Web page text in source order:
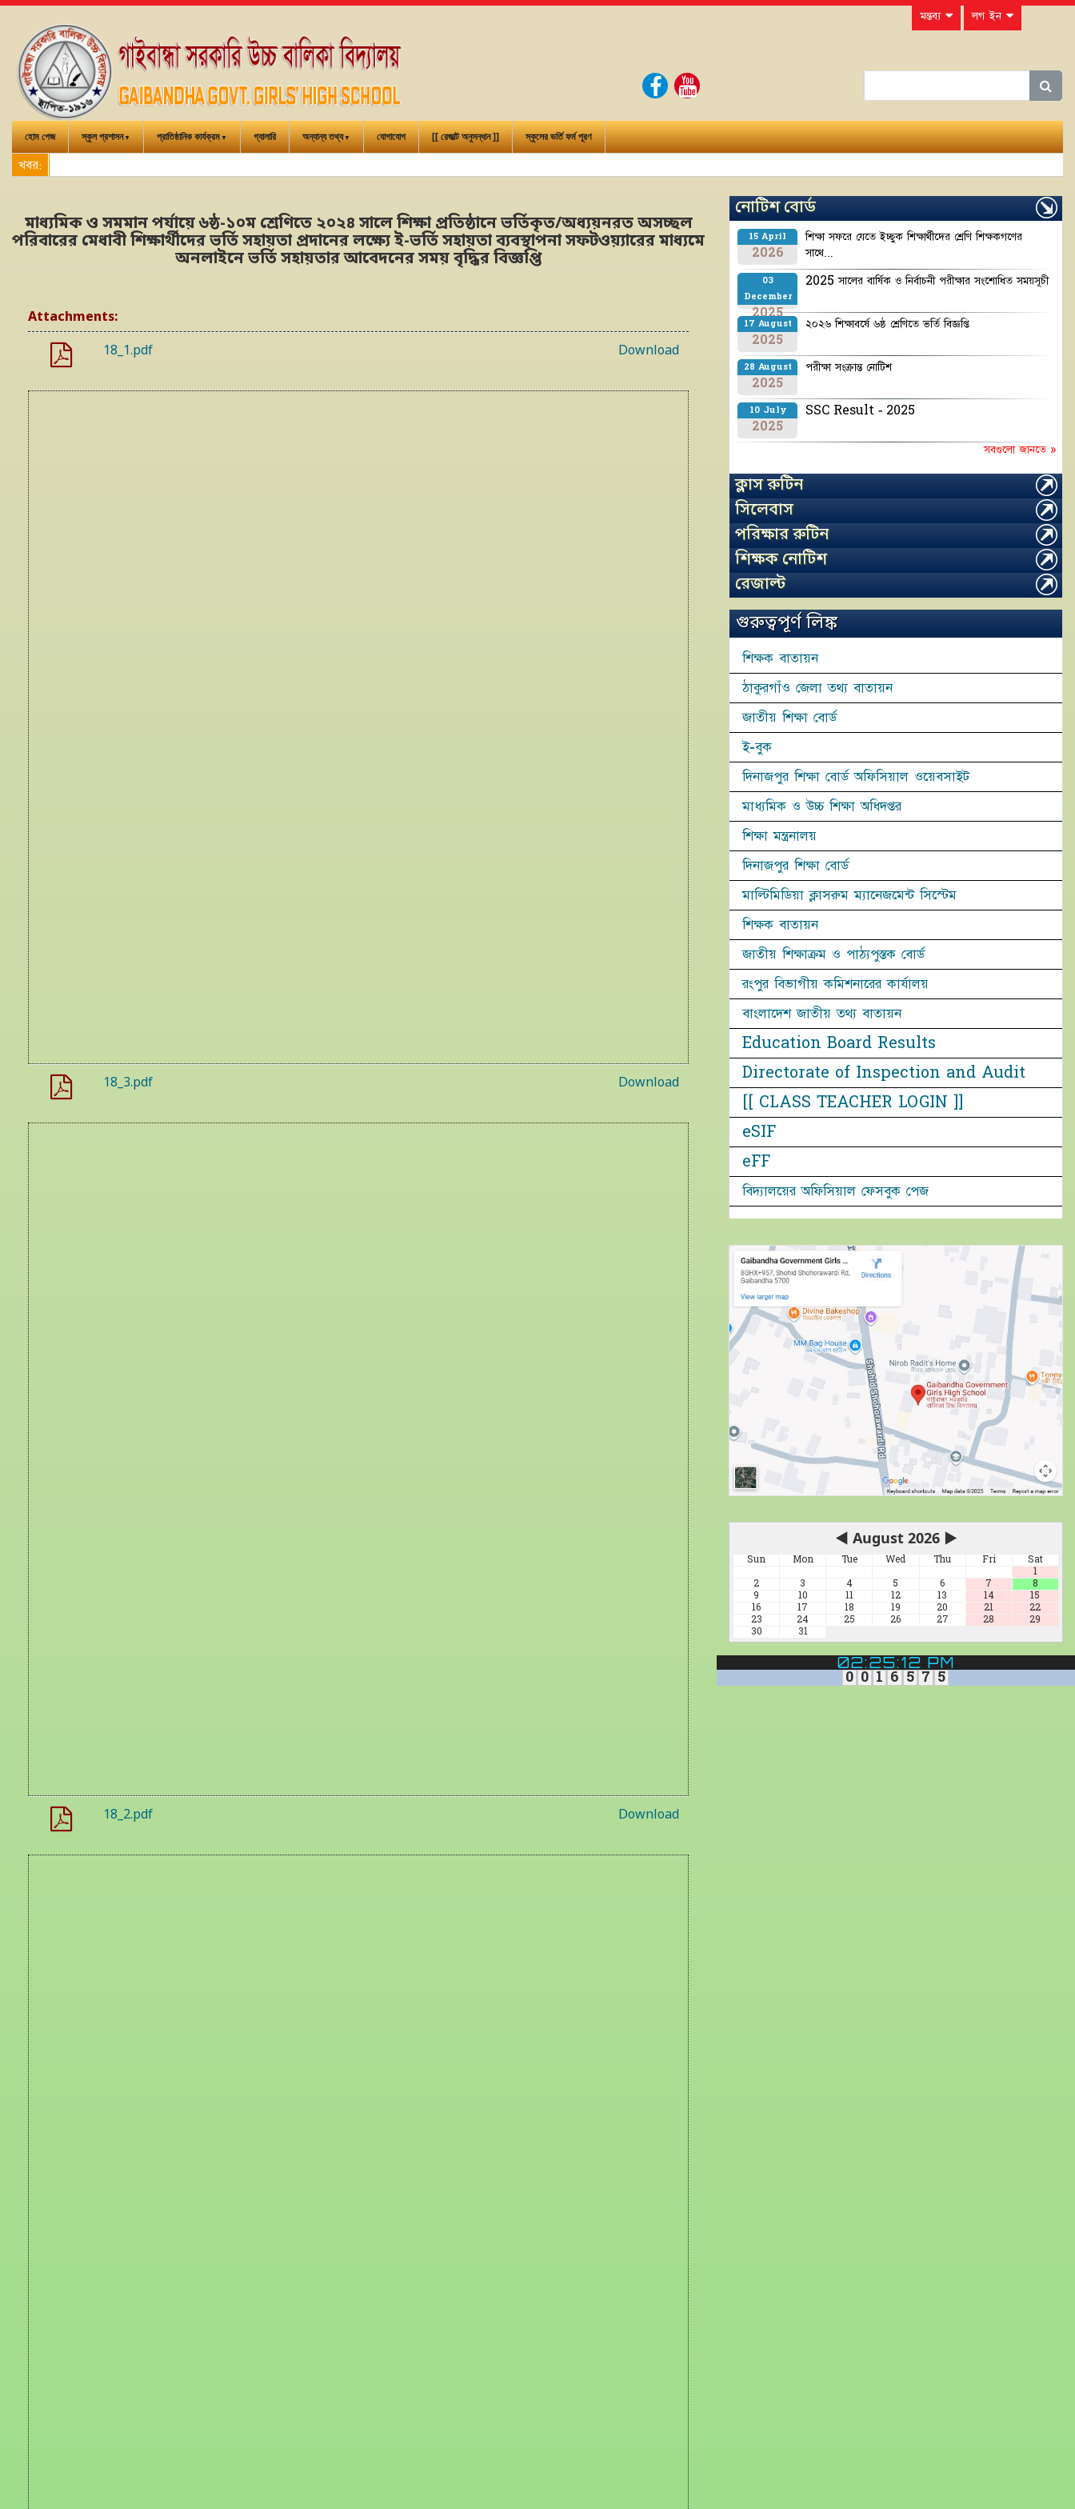
মন্তব্য লগ ইন
হোম পেজ স্কুল প্রশাসন প্রাতিষ্ঠানিক কার্যক্রম গ্যালারি অন্যান্য তথ্য যোগাযোগ [[ রেজাল্ট অনুসন্ধান ]] স্কুলের ভর্তি ফর্ম পূরণ
খবর:
মাধ্যমিক ও সমমান পর্যায়ে ৬ষ্ঠ-১০ম শ্রেণিতে ২০২৪ সালে শিক্ষা প্রতিষ্ঠানে ভর্তিকৃত/অধ্যয়নরত অসচ্ছল
পরিবারের মেধাবী শিক্ষার্থীদের ভর্তি সহায়তা প্রদানের লক্ষ্যে ই-ভর্তি সহায়তা ব্যবস্থাপনা সফটওয়্যারের মাধ্যমে
অনলাইনে ভর্তি সহায়তার আবেদনের সময় বৃদ্ধির বিজ্ঞপ্তি
Attachments:
18_1.pdf
Download
18_3.pdf Download
18_2.pdf Download
নোটিশ বোর্ড
15 April
2026
শিক্ষা সফরে যেতে ইচ্ছুক শিক্ষার্থীদের শ্রেণি শিক্ষকগণের
সাথে...
03
December
2025
2025 সালের বার্ষিক ও নির্বাচনী পরীক্ষার সংশোধিত সময়সূচী
17 August
2025
২০২৬ শিক্ষাবর্ষে ৬ষ্ঠ শ্রেণিতে ভর্তি বিজ্ঞপ্তি
28 August
2025
পরীক্ষা সংক্রান্ত নোটিশ
10 July
2025
SSC Result - 2025
সবগুলো জানতে »
ক্লাস রুটিন
সিলেবাস
পরিক্ষার রুটিন
শিক্ষক নোটিশ
রেজাল্ট
গুরুত্বপূর্ণ লিঙ্ক
শিক্ষক বাতায়ন
ঠাকুরগাঁও জেলা তথ্য বাতায়ন
জাতীয় শিক্ষা বোর্ড
ই-বুক
দিনাজপুর শিক্ষা বোর্ড অফিসিয়াল ওয়েবসাইট
মাধ্যমিক ও উচ্চ শিক্ষা অধিদপ্তর
শিক্ষা মন্ত্রনালয়
দিনাজপুর শিক্ষা বোর্ড
মাল্টিমিডিয়া ক্লাসরুম ম্যানেজমেন্ট সিস্টেম
শিক্ষক বাতায়ন
জাতীয় শিক্ষাক্রম ও পাঠ্যপুস্তক বোর্ড
রংপুর বিভাগীয় কমিশনারের কার্যালয়
বাংলাদেশ জাতীয় তথ্য বাতায়ন
Education Board Results
Directorate of Inspection and Audit
[[ CLASS TEACHER LOGIN ]]
eSIF
eFF
বিদ্যালয়ের অফিসিয়াল ফেসবুক পেজ
◀ August 2026 ▶
Sun Mon Tue Wed Thu Fri
Sat
1
2
3 4 5 6 7
8
9
10 11 12 13 14
15
16
17 18 19 20 21
22
23
24 25 26 27 28
29
30
31
02:25:12 PM
0 0 1 6 5 7 5